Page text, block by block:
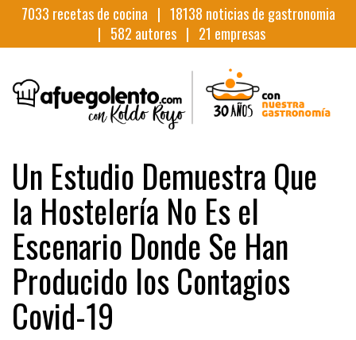
7033 recetas de cocina | 18138 noticias de gastronomia
| 582 autores | 21 empresas
Un Estudio Demuestra Que
la Hostelería No Es el
Escenario Donde Se Han
Producido los Contagios
Covid-19